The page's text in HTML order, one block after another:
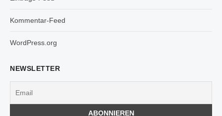
Kommentar-Feed
WordPress.org
NEWSLETTER